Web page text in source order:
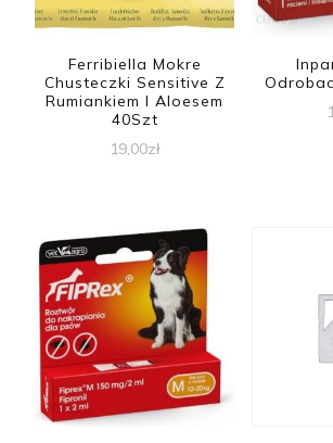
Ferribiella Mokre
Chusteczki Sensitive Z
Rumiankiem I Aloesem
40Szt
19,00zł